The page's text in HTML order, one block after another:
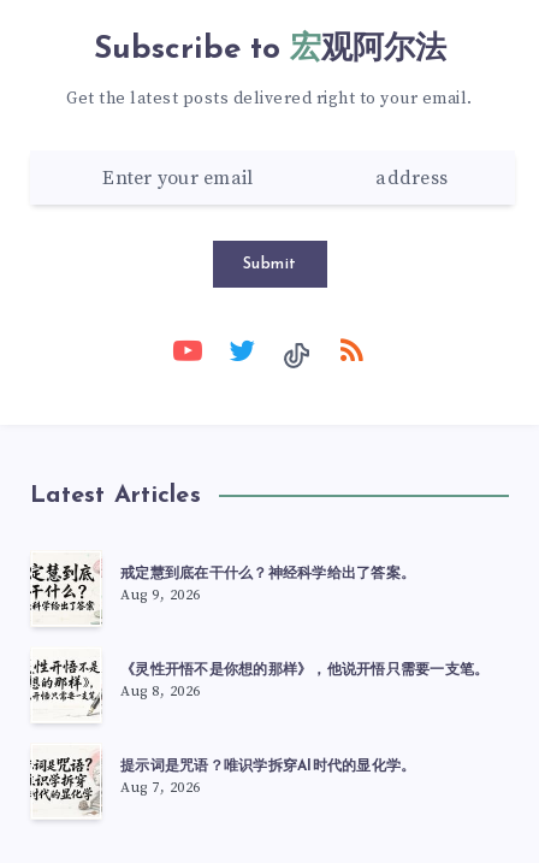
Subscribe to 宏观阿尔法
Get the latest posts delivered right to your email.
Submit
Latest Articles
戒定慧到底在干什么？神经科学给出了答案。
Aug 9, 2026
《灵性开悟不是你想的那样》，他说开悟只需要一支笔。
Aug 8, 2026
提示词是咒语？唯识学拆穿AI时代的显化学。
Aug 7, 2026